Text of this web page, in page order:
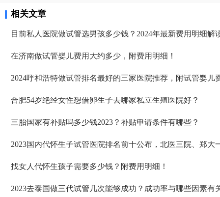
的问题，其实就像是姨妈痛，只要动作轻点慢点也没什么事，之前看各种经
目前来看肚子痛的症状正一点点减轻。
相关文章
目前私人医院做试管选男孩多少钱？2024年最新费用明细解
在济南做试管婴儿费用大约多少，附费用明细！
2024呼和浩特做试管排名最好的三家医院推荐，附试管婴儿
合肥54岁绝经女性想借卵生子去哪家私立生殖医院好？
三胎国家有补贴吗多少钱2023？补贴申请条件有哪些？
2023国内代怀生子试管医院排名前十公布，北医三院、郑大
找女人代怀生孩子需要多少钱？附费用明细！
2023去泰国做三代试管几次能够成功？成功率与哪些因素有